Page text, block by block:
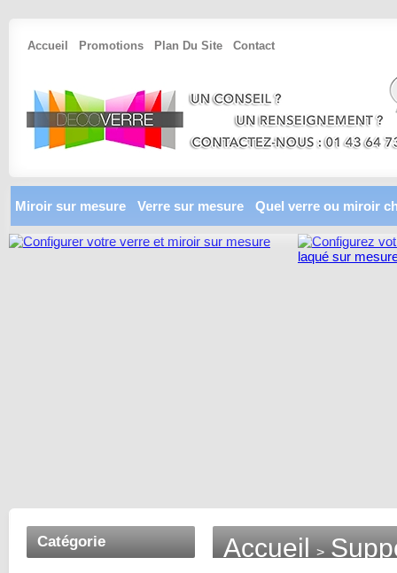
Miroir sur mesure Verre sur mesure Quel verre ou miroir
Accueil Promotions Plan Du Site Contact
Catégorie Accueil >